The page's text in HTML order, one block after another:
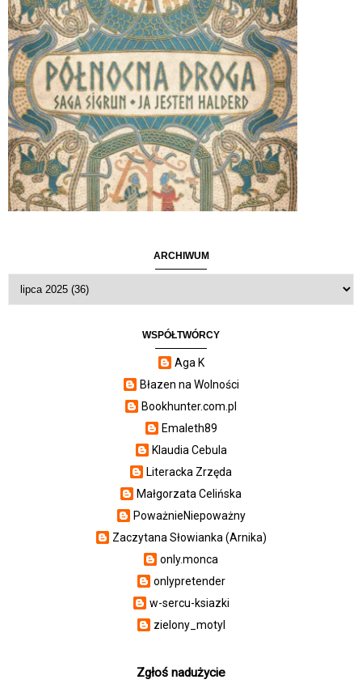
ARCHIWUM
WSPÓŁTWÓRCY
Aga K
Błazen na Wolności
Bookhunter.com.pl
Emaleth89
Klaudia Cebula
Literacka Zrzęda
Małgorzata Celińska
PoważnieNiepoważny
Zaczytana Słowianka (Arnika)
only.monca
onlypretender
w-sercu-ksiazki
zielony_motyl
Zgłoś nadużycie